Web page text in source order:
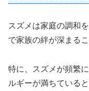
スズメは家庭の調和
で家族の絆が深まる
特に、スズメが頻繁
ルギーが満ちていると